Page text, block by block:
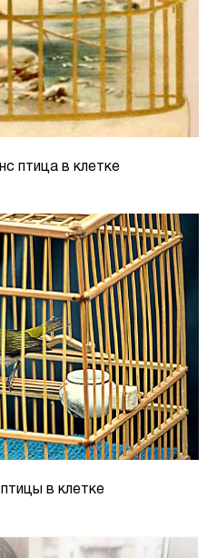
птица в клетке
в клетке